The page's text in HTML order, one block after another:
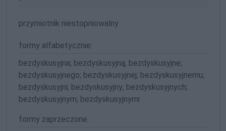
przymiotnik niestopniowalny
formy alfabetycznie:
bezdyskusyjna; bezdyskusyjną; bezdyskusyjne;
bezdyskusyjnego; bezdyskusyjnej; bezdyskusyjnemu;
bezdyskusyjni; bezdyskusyjny; bezdyskusyjnych;
bezdyskusyjnym; bezdyskusyjnymi
formy zaprzeczone: